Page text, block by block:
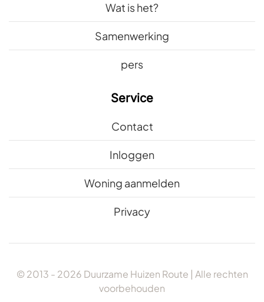
Wat is het?
Samenwerking
pers
Service
Contact
Inloggen
Woning aanmelden
Privacy
© 2013 - 2026 Duurzame Huizen Route | Alle rechten
voorbehouden